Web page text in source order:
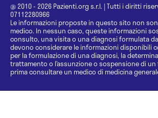
@ 2010 - 2026 Pazienti.org s.r.l. | Tutti i diritti
07112280966
Le informazioni proposte in questo sito non
medico. In nessun caso, queste informazioni
consulto, una visita o una diagnosi formulata
devono considerare le informazioni disponibili
per la formulazione di una diagnosi, la
trattamento o l’assunzione o sospensione di
prima consultare un medico di medicina